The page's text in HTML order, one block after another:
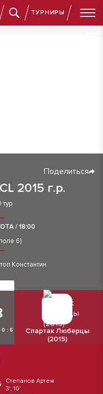
ТУРНИРЫ
2015 г.р.
Поделиться
тур
/ 18:00
6)
Константин
0 : 5
Спартак Люберцы
(2015)
Степанов Артем
3', 10'